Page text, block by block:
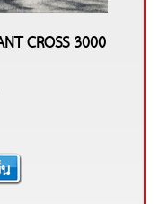
CROSS 3000